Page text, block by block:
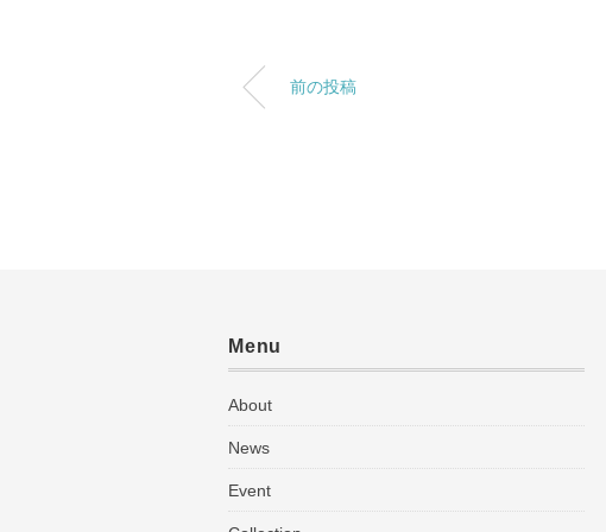
前の投稿
Menu
About
News
Event